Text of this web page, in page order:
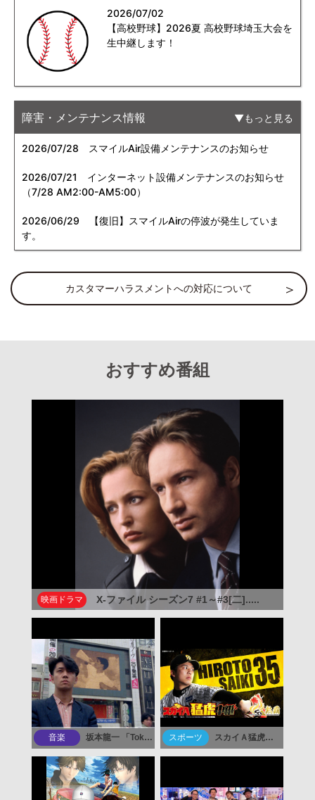
2026/07/02
【高校野球】2026夏 高校野球埼玉大会を
生中継します！
障害・メンテナンス情報 もっと見る
2026/07/28 スマイルAir設備メンテナンスのお知らせ
2026/07/21
インターネット設備メンテナンスのお知らせ
（7/28 AM2:00-AM5:00）
2026/06/29 【復旧】スマイルAirの停波が発生していま
す。
カスタマーハラスメントへの対応について
おすすめ番組